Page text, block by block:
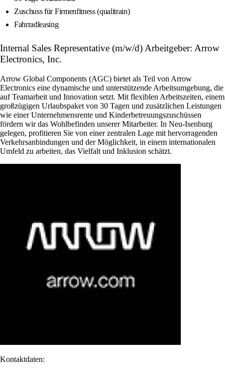
Zuschuss für Firmenfitness (qualitrain)
Fahrradleasing
Internal Sales Representative (m/w/d) Arbeitgeber: Arrow
Electronics, Inc.
Arrow Global Components (AGC) bietet als Teil von Arrow
Electronics eine dynamische und unterstützende Arbeitsumgebung, die
auf Teamarbeit und Innovation setzt. Mit flexiblen Arbeitszeiten, einem
großzügigen Urlaubspaket von 30 Tagen und zusätzlichen Leistungen
wie einer Unternehmensrente und Kinderbetreuungszuschüssen
fördern wir das Wohlbefinden unserer Mitarbeiter. In Neu-Isenburg
gelegen, profitieren Sie von einer zentralen Lage mit hervorragenden
Verkehrsanbindungen und der Möglichkeit, in einem internationalen
Umfeld zu arbeiten, das Vielfalt und Inklusion schätzt.
Kontaktdaten: